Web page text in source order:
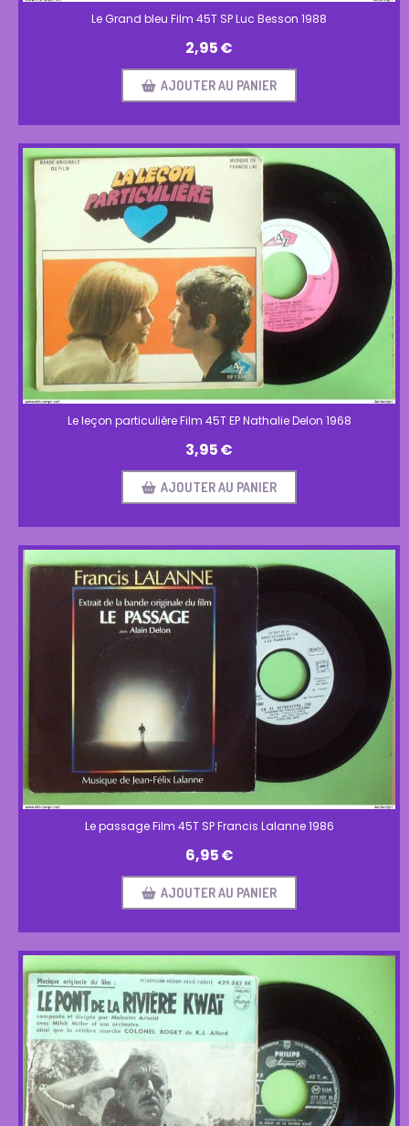
Le Grand bleu Film 45T SP Luc Besson 1988
2,95€
AJOUTER AU PANIER
Le leçon particulière Film 45T EP Nathalie Delon 1968
3,95€
AJOUTER AU PANIER
Le passage Film 45T SP Francis Lalanne 1986
6,95€
AJOUTER AU PANIER